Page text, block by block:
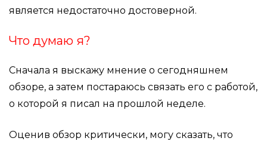
является недостаточно достоверной.
Что думаю я?
Сначала я выскажу мнение о сегодняшнем
обзоре, а затем постараюсь связать его с работой,
о которой я писал на прошлой неделе.
Оценив обзор критически, могу сказать, что